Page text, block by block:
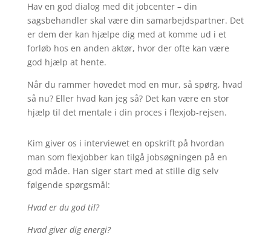
Hav en god dialog med dit jobcenter – din
sagsbehandler skal være din samarbejdspartner. Det
er dem der kan hjælpe dig med at komme ud i et
forløb hos en anden aktør, hvor der ofte kan være
god hjælp at hente.
Når du rammer hovedet mod en mur, så spørg, hvad
så nu? Eller hvad kan jeg så? Det kan være en stor
hjælp til det mentale i din proces i flexjob-rejsen.
Kim giver os i interviewet en opskrift på hvordan
man som flexjobber kan tilgå jobsøgningen på en
god måde. Han siger start med at stille dig selv
følgende spørgsmål:
Hvad er du god til?
Hvad giver dig energi?